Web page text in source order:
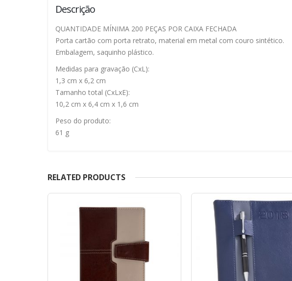
Descrição
QUANTIDADE MÍNIMA 200 PEÇAS POR CAIXA FECHADA
Porta cartão com porta retrato, material em metal com couro sintético.
Embalagem, saquinho plástico.
Medidas para gravação (CxL):
1,3 cm x 6,2 cm
Tamanho total (CxLxE):
10,2 cm x 6,4 cm x 1,6 cm
Peso do produto:
61 g
RELATED PRODUCTS